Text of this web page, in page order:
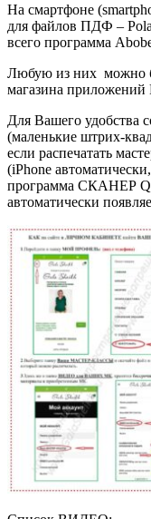
На смартфоне
для файлов ПДФ –
всего программа
Любую из них можно
магазина приложений
Для Вашего удобства
(маленькие штрих-
если распечатать
(iPhone
программа СКАНЕР
автоматически